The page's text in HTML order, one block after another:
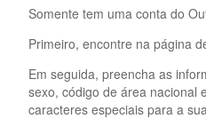
Somente tem uma conta do
Primeiro, encontre na página
Em seguida, preencha as
sexo, código de área nacional
caracteres especiais para a